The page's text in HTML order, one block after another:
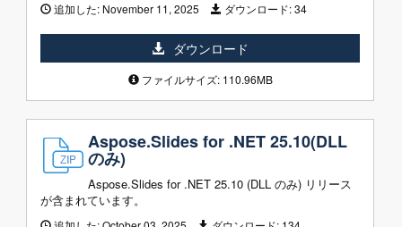
追加した: November 11, 2025 ダウンロード:34
ダウンロード
ファイルサイズ: 110.96MB
Aspose.Slides for .NET 25.10(DLL
のみ)
Aspose.Slides for .NET 25.10 (DLL のみ) リリース
が含まれています。